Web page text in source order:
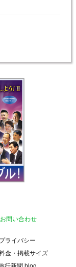
問い合わせ
プライバシー
金・掲載サイズ